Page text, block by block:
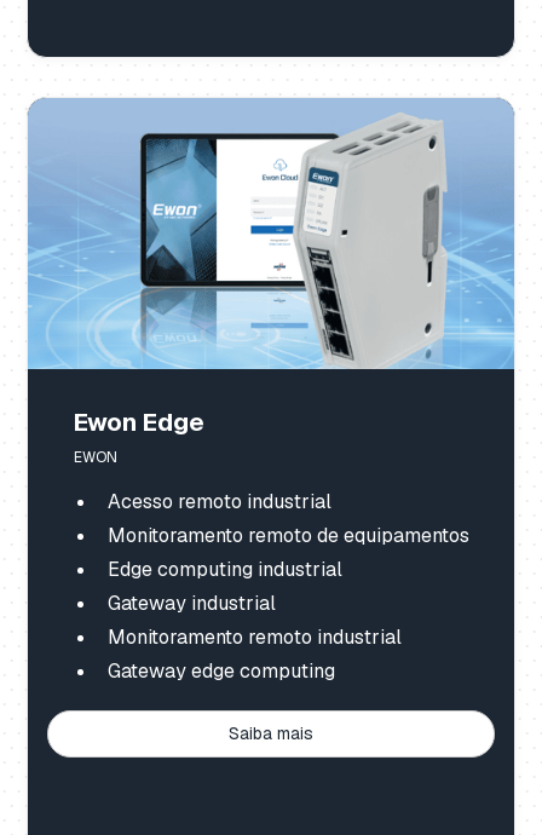
Ewon Edge
EWON
Acesso remoto industrial
Monitoramento remoto de equipamentos
Edge computing industrial
Gateway industrial
Monitoramento remoto industrial
Gateway edge computing
Saiba mais